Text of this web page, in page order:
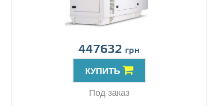
447632 грн
КУПИТЬ
Под заказ